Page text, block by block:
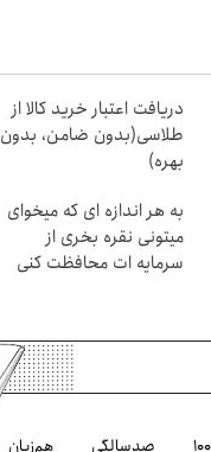
دریافت اعتبار خرید کالا از
طلاسی(بدون ضامن، بدون
بهره)
به هر اندازه ای که میخوای
میتونی نقره بخری از
سرمایه ات محافظت کنی
صدسالگی هم‌زبان